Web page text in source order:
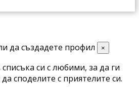
да създадете профил ×
си с любими, за да ги
споделите с приятелите си.